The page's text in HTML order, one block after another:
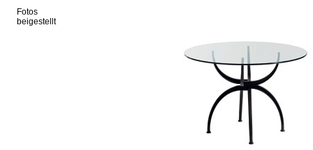
Fotos
beigestellt